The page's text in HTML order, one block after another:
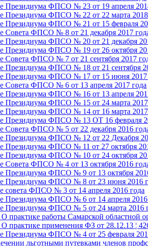
Президиума ФПСО № 23 от 19 апреля
Президиума ФПСО № 22 от 22 марта 2018
Президиума ФПСО № 21 от 15 февраля
Совета ФПСО № 8 от 21 декабря 2017
Президиума ФПСО № 20 от 21 декабря
Президиума ФПСО № 19 от 26 октября
Совета ФПСО № 7 от 21 сентября 2017
Президиума ФПСО № 18 от 21 сентября
Президиума ФПСО № 17 от 15 июня 2017
Совета ФПСО № 6 от 13 апреля 2017 года
Президиума ФПСО № 16 от 13 апреля
Президиума ФПСО № 15 от 24 марта 2017
Президиума ФПСО № 14 от 16 марта 2017
Президиума ФПСО № 13 ОТ 16 февраля
Совета ФПСО № 5 от 22 декабря 2016
Президиума ФПСО № 12 от 22 Декабря
Президиума ФПСО № 11 от 27 октября
Президиума ФПСО № 10 от 24 октября
Совета ФПСО № 4 от 13 октября 2016
Президиума ФПСО № 9 от 13 октября
Президиума ФПСО № 8 от 23 июня 2016
совета ФПСО № 3 от 14 апреля 2016 года
Президиума ФПСО № 6 от 14 апреля 2016
Президиума ФПСО № 5 от 24 марта 2016
О практике работы Самарской областной
О практике применения ФЗ от 28.12.13 ¦
Президиума ФПСО № 4 от 25 февраля
льготными путевками членов